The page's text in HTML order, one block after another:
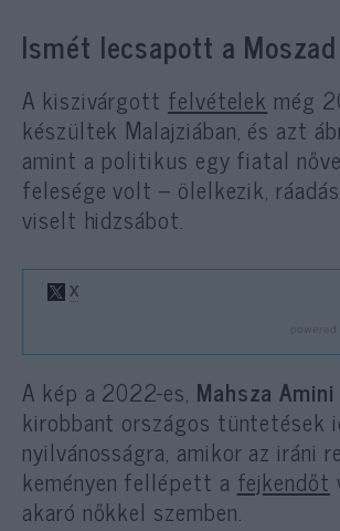
Ismét lecsapott a Moszad
A kiszivárgott felvételek még
készültek Malajziában, és azt
amint a politikus egy fiatal
felesége volt – ölelkezik,
viselt hidzsábot.
A kép a 2022-es, Mahsza Amini
kirobbant országos tüntetések
nyilvánosságra, amikor az iráni
keményen fellépett a fejkendőt
akaró nőkkel szemben.